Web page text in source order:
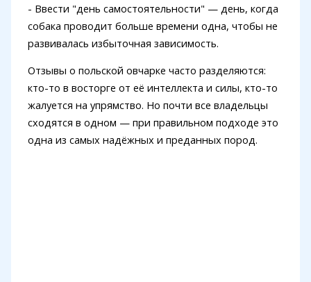
- Ввести "день самостоятельности" — день, когда
собака проводит больше времени одна, чтобы не
развивалась избыточная зависимость.
Отзывы о польской овчарке часто разделяются:
кто-то в восторге от её интеллекта и силы, кто-то
жалуется на упрямство. Но почти все владельцы
сходятся в одном — при правильном подходе это
одна из самых надёжных и преданных пород.